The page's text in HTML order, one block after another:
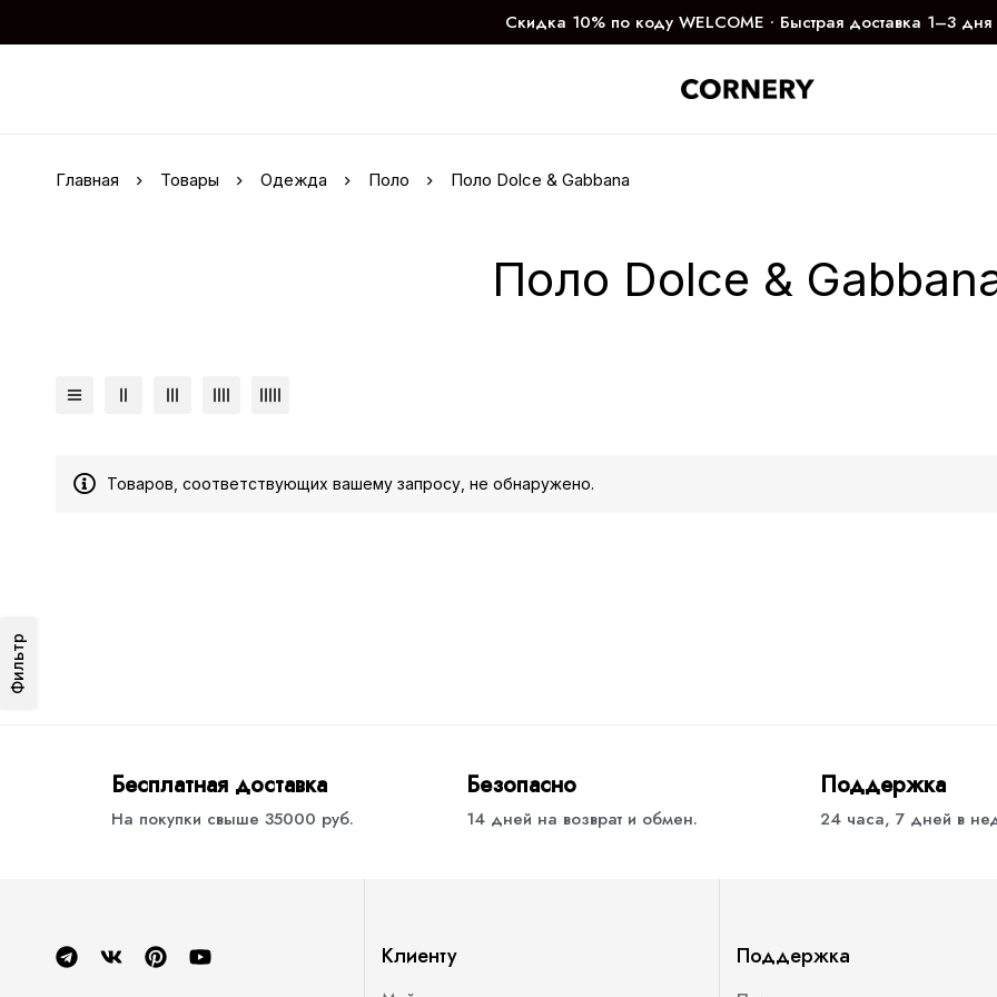
Скидка 10% по коду WELCOME ∙ Быстрая доставка 1–3 дня
Главная Товары Одежда Поло Поло Dolce & Gabbana
Поло Dolce &
Фильтр
Товаров, соответствующих вашему запросу, не обнаружено.
Бесплатная доставка
На покупки свыше 35000 руб.
Безопасно
14 дней на возврат и обмен.
Поддержка
24 часа, 7 дней в
Клиенту Поддержка